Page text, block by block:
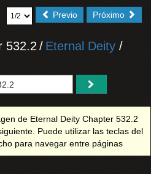
Próximo
Previo
532.2 / Eternal Deity /
de Eternal Deity Chapter 532.2
Puede utilizar las teclas del
para navegar entre páginas